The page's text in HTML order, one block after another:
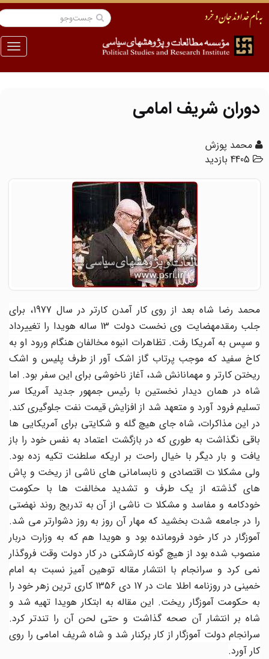
منو
دوران شریف امامی
محمد پوزش
4405 بازدید
محمد رضا شاه بعد از روی کار آمدن کارتر در سال 1977، برای
جلب رمقدمهضایت وی نخست دولت 13 ساله هویدا را تغییرداد
و سپس به آمریکا رفت. تظاهرات انبوه مخالفان هنگام ورود او به
کاخ سفید که موجب پرتاب گاز اشک آور از طرف پلیس و اشک
ریختن کارتر و مهمانانش شد، آغاز ناخوشی برای این سفر بود. اما
شاه در همان دیدار نخستین با رئیس جمهور جدید آمریکا سر
تسلیم فرود آورد و متعهد شد از افزایش قیمت نفت جلوگیری کند.
در این مذاکرات، شاه جای هیچ گله و شکایتی برای آمریکایی ها
باقی نگذاشت به طوری که در بازگشت اعتماد به نفس خود را باز
یافت و بار دیگر با خیال راحت بر اریکه سلطنت تکیه زده بود.
ولی مشکلا ت اقتصادی و نابسامانی های ناشی از ریخت و پاش
های گذشته از یک طرف و تشدید مخالفت ها با حکومت
خودکامه و مفاسد و مشکلا ت ناشی از آن به تدریج روند نهضتی
را در جامعه شدت بخشید که مهار آن روز به روز دشوارتر می شد.
آموزگار در کار خود فرومانده بود و هویدا هم که به وزارت دربار
منصوب شده بود از هیچ گونه کارشکنی در کار دولت وقت فروگذار
نمی کرد و سرانجام با انتشار مقاله توهین آمیز نسبت به امام
خمینی در روزنامه اطلا عات در 17 دی 1356 کاری ترین زهر خود را
به حکومت آموزگار ریخت. این مقاله به ابتکار هویدا تهیه شد و
شاه بر انتشار آن صحه گذاشت و حتی لحن آن را تندتر کرد.
سرانجام دولت آموزگار از کار برکنار شد و شاه شریف امامی را روی
کار آورد.